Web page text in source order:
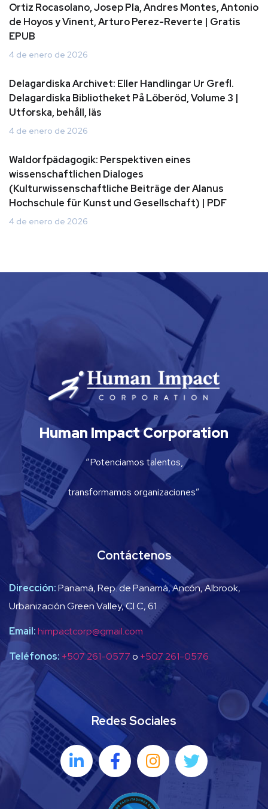
Ortiz Rocasolano, Josep Pla, Andres Montes, Antonio
de Hoyos y Vinent, Arturo Perez-Reverte | Gratis
EPUB
4 de enero de 2026
Delagardiska Archivet: Eller Handlingar Ur Grefl.
Delagardiska Bibliotheket På Löberöd, Volume 3 |
Utforska, behåll, läs
4 de enero de 2026
Waldorfpädagogik: Perspektiven eines
wissenschaftlichen Dialoges
(Kulturwissenschaftliche Beiträge der Alanus
Hochschule für Kunst und Gesellschaft) | PDF
4 de enero de 2026
Human Impact Corporation
“Potenciamos talentos,
transformamos organizaciones”
Contáctenos
Dirección:Panamá, Rep. de Panamá, Ancón, Albrook,
Urbanización Green Valley, Cl C, 61
Email:himpactcorp@gmail.com
Teléfonos: +507 261-0577o +507 261-0576
Redes Sociales